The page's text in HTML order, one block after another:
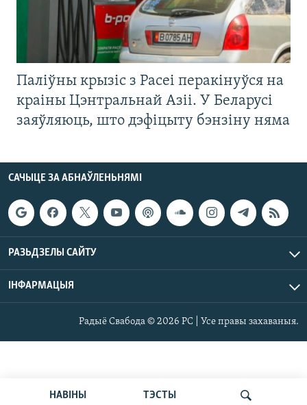
НАВІНЫ ТЭСТЫ
Паліўны крызіс з Расеі перакінуўся на
краіны Цэнтральнай Азіі. У Беларусі
заяўляюць, што дэфіцыту бэнзіну няма
САЧЫЦЕ ЗА АБНАЎЛЕНЬНЯМІ
РАЗЬДЗЕЛЫ САЙТУ
ІНФАРМАЦЫЯ
Радыё Свабода © 2026 РС | Усе правы захаваныя.